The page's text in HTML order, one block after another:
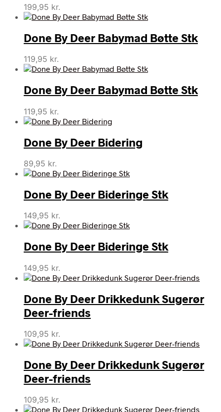
199,95 kr.
Done By Deer Babymad Bøtte Stk
119,95 kr.
Done By Deer Babymad Bøtte Stk
119,95 kr.
Done By Deer Bidering
89,95 kr.
Done By Deer Bideringe Stk
149,95 kr.
Done By Deer Bideringe Stk
149,95 kr.
Done By Deer Drikkedunk Sugerør
Deer-friends
109,95 kr.
Done By Deer Drikkedunk Sugerør
Deer-friends
109,95 kr.